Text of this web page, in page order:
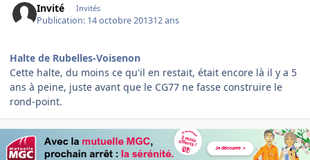
Invité Invités
Publication: 14 octobre 201312 ans
Halte de Rubelles-Voisenon
Cette halte, du moins ce qu'il en restait, était encore là il y a 5
ans à peine, juste avant que le CG77 ne fasse construire le
rond-point.